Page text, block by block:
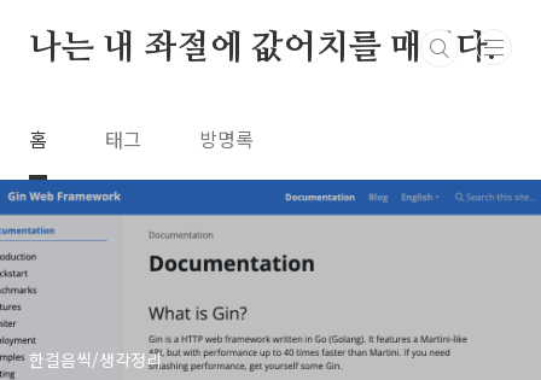
나는 내 좌절에 값어치를 매긴다.
홈 태그 방명록
한걸음씩/생각정리